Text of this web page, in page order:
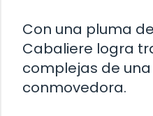
Con una pluma
Cabaliere logra
complejas de
conmovedora.